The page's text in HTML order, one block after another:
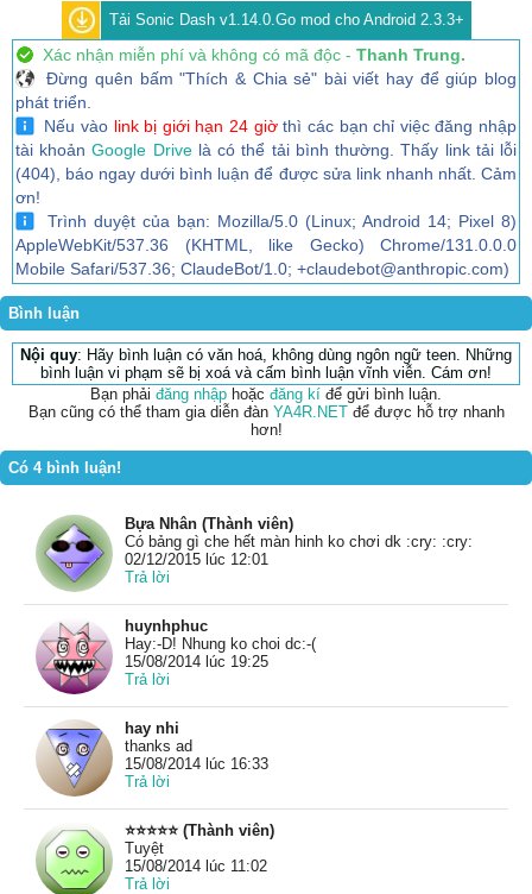
Tải Sonic Dash v1.14.0.Go mod cho Android 2.3.3+
Xác nhận miễn phí và không có mã độc - Thanh Trung.
Đừng quên bấm "Thích & Chia sẻ" bài viết hay để giúp blog
phát triển.
Nếu vào link bị giới hạn 24 giờthì các bạn chỉ việc đăng nhập
tài khoảnGoogle Drivelà có thể tải bình thường. Thấy link tải lỗi
(404), báo ngay dưới bình luận để được sửa link nhanh nhất. Cảm
ơn!
Trình duyệt của bạn: Mozilla/5.0 (Linux; Android 14; Pixel 8)
AppleWebKit/537.36 (KHTML, like Gecko) Chrome/131.0.0.0
Mobile Safari/537.36; ClaudeBot/1.0; +claudebot@anthropic.com)
Bình luận
Nội quy: Hãy bình luận có văn hoá, không dùng ngôn ngữ teen. Những
bình luận vi phạm sẽ bị xoá và cấm bình luận vĩnh viễn. Cám ơn!
Bạn phải đăng nhập hoặc đăng kí để gửi bình luận.
Bạn cũng có thể tham gia diễn đàn YA4R.NETđể được hỗ trợ nhanh
hơn!
Có 4 bình luận!
Bựa Nhân (Thành viên)
Có bảng gì che hết màn hinh ko chơi dk :cry: :cry:
02/12/2015 lúc 12:01
Trả lời
huynhphuc
Hay:-D! Nhung ko choi dc:-(
15/08/2014 lúc 19:25
Trả lời
hay nhi
thanks ad
15/08/2014 lúc 16:33
Trả lời
⭐⭐⭐⭐⭐ (Thành viên)
Tuyệt
15/08/2014 lúc 11:02
Trả lời